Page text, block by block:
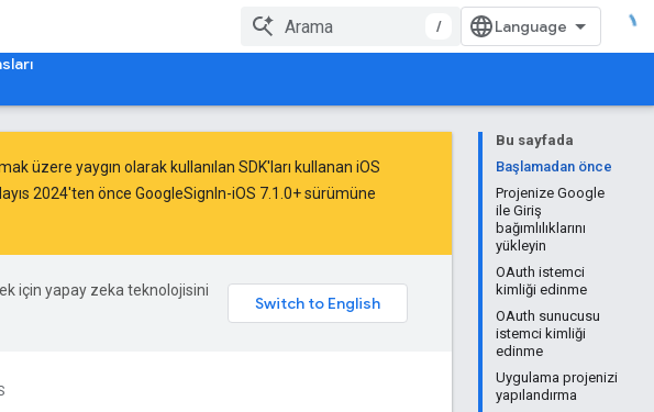
/
Bu sayfada
Başlamadan önce
Projenize Google
ile Giriş
bağımlılıklarını
yükleyin
OAuth istemci
kimliği edinme
OAuth sunucusu
istemci kimliği
edinme
Uygulama projenizi
yapılandırma
üzere yaygın olarak kullanılan SDK'ları kullanan iOS
2024'ten önce GoogleSignIn-iOS 7.1.0+ sürümüne
için yapay zeka teknolojisini